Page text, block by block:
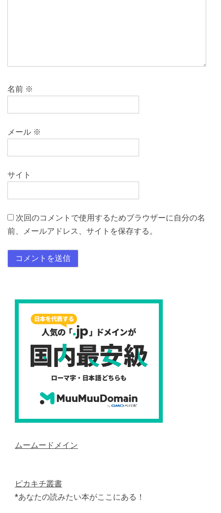
名前 ※
メール ※
サイト
次回のコメントで使用するためブラウザーに自分の名
前、メールアドレス、サイトを保存する。
ムームードメイン
ピカキチ叢書
*あなたの読みたい本がここにある！